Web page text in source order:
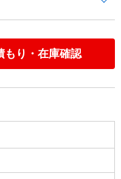
もり・在庫確認